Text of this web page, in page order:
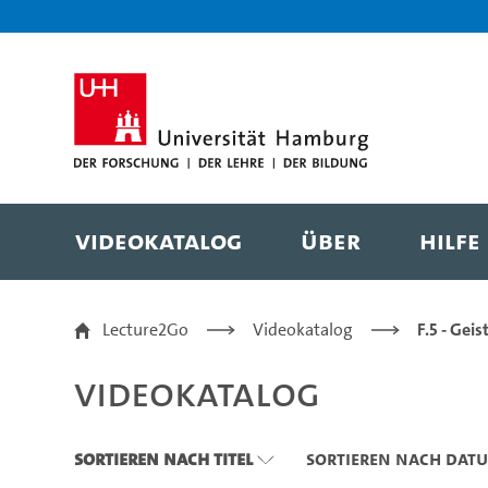
Videokatalog Über Hilfe
Videokatalog
Lecture2Go Videokatalog F.5 -
Videokatalog
Sortieren nach Titel Sortieren nach